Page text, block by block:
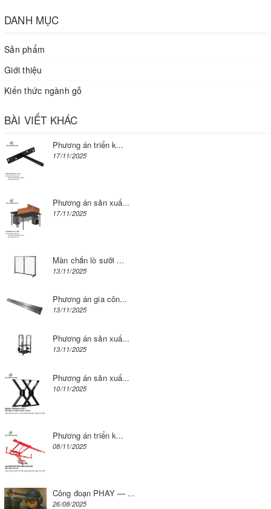
DANH MỤC
Sản phẩm
Giới thiệu
Kiến thức ngành gỗ
BÀI VIẾT KHÁC
Phương án triển k...
17/11/2025
Phương án sản xuấ...
17/11/2025
Màn chắn lò sưởi ...
13/11/2025
Phương án gia côn...
13/11/2025
Phương án sản xuấ...
13/11/2025
Phương án sản xuấ...
10/11/2025
Phương án triển k...
08/11/2025
Công đoạn PHAY — ...
26/08/2025